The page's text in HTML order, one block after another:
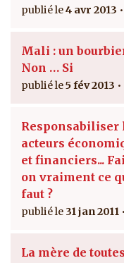
4 avr 2013
Mali : un
Non … Si
5 fév 2013
Responsabiliser
acteurs
et financiers...
on vraiment ce
faut ?
31 jan 2011
La mère de